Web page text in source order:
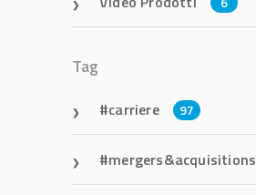
Tag
carriere 97
mergers&acquisitions